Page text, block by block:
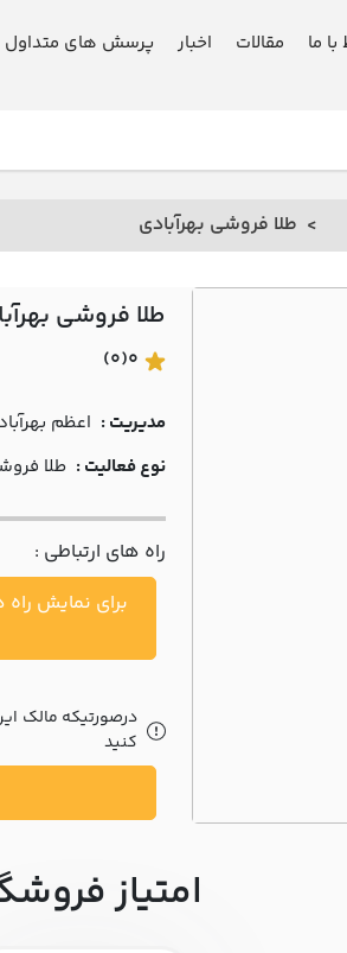
با ما مقالات اخبار پرسش های متداول
طلا فروشی بهرآبادي
طلا فروشی
0
(0)
مدیریت : اعظم
نوع فعالیت : طلا
راه های ارتباطی :
برای نمایش
درصورتیکه مالک
کنید
امتیاز